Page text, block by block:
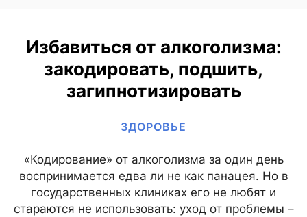
Избавиться от алкоголизма:
закодировать, подшить,
загипнотизировать
ЗДОРОВЬЕ
«Кодирование» от алкоголизма за один день
воспринимается едва ли не как панацея. Но в
государственных клиниках его не любят и
стараются не использовать: уход от проблемы –